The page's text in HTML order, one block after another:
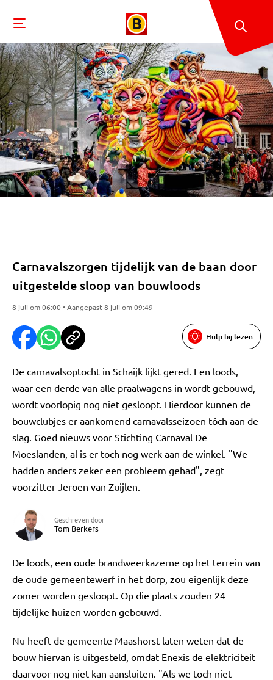
Carnavalszorgen tijdelijk van de baan door
uitgestelde sloop van bouwloods
8 juli om 06:00 • Aangepast 8 juli om 09:49
Hulp bij lezen
De carnavalsoptocht in Schaijk lijkt gered. Een loods,
waar een derde van alle praalwagens in wordt gebouwd,
wordt voorlopig nog niet gesloopt. Hierdoor kunnen de
bouwclubjes er aankomend carnavalsseizoen tóch aan de
slag. Goed nieuws voor Stichting Carnaval De
Moeslanden, al is er toch nog werk aan de winkel. "We
hadden anders zeker een probleem gehad", zegt
voorzitter Jeroen van Zuijlen.
Geschreven door
Tom Berkers
De loods, een oude brandweerkazerne op het terrein van
de oude gemeentewerf in het dorp, zou eigenlijk deze
zomer worden gesloopt. Op die plaats zouden 24
tijdelijke huizen worden gebouwd.
Nu heeft de gemeente Maashorst laten weten dat de
bouw hiervan is uitgesteld, omdat Enexis de elektriciteit
daarvoor nog niet kan aansluiten. "Als we toch niet